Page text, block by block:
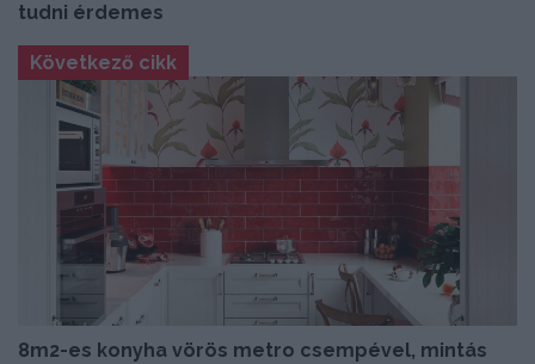
tudni érdemes
Következő cikk
8m2-es konyha vörös metro csempével, mintás